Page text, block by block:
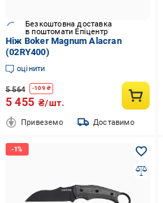
Безкоштовна доставка
в поштомати Епіцентр
Ніж Boker Magnum Alacran
(02RY400)
оцінити
5 564 -109₴
5 455 ₴/шт.
Привеземо Доставимо